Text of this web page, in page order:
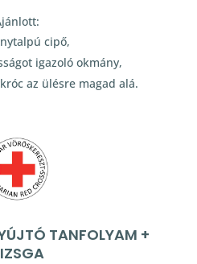
cipő,
igazoló okmány,
az ülésre magad alá.
TANFOLYAM +